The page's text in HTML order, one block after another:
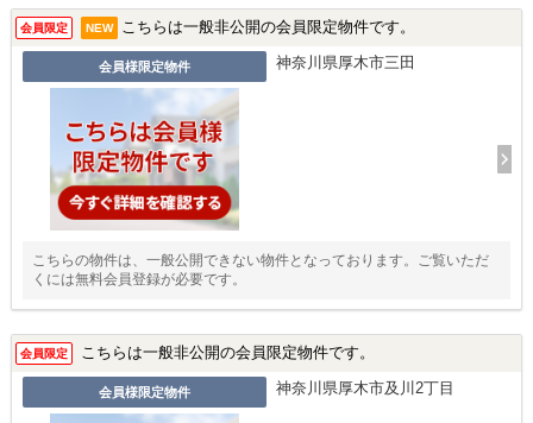
会員限定 NEW こちらは一般非公開の会員限定物件です。
会員様限定物件 神奈川県厚木市三田
こちらの物件は、一般公開できない物件となっております。ご覧いただ
くには無料会員登録が必要です。
会員限定 こちらは一般非公開の会員限定物件です。
会員様限定物件 神奈川県厚木市及川2丁目